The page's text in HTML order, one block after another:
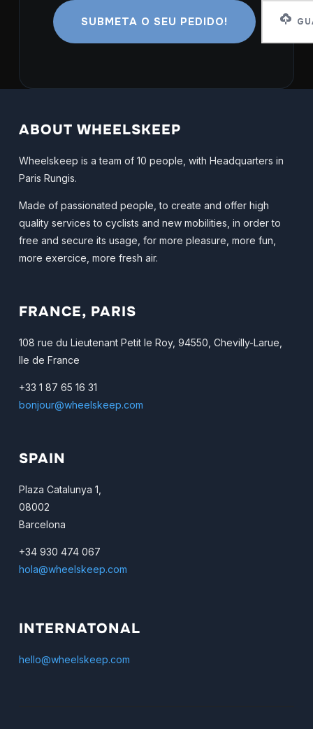
ABOUT WHEELSKEEP
Wheelskeep is a team of 10 people, with Headquarters in
Paris Rungis.
Made of passionated people, to create and offer high
quality services to cyclists and new mobilities, in order to
free and secure its usage, for more pleasure, more fun,
more exercice, more fresh air.
FRANCE, PARIS
108 rue du Lieutenant Petit le Roy, 94550, Chevilly-Larue,
Ile de France
+33 1 87 65 16 31
bonjour@wheelskeep.com
SPAIN
Plaza Catalunya 1,
08002
Barcelona
+34 930 474 067
hola@wheelskeep.com
INTERNATONAL
hello@wheelskeep.com